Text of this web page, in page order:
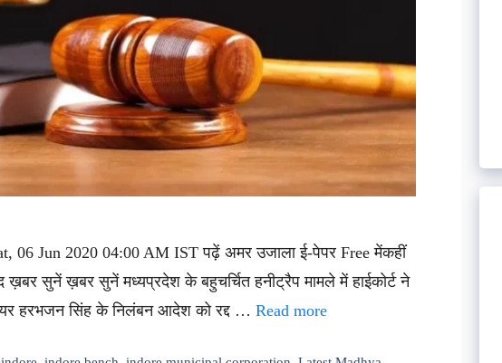
06 Jun 2020 04:00 AM IST पढ़ें अमर उजाला ई-पेपर Free मेंकहीं
ख़बर सुनें ख़बर सुनें मध्यप्रदेश के बहुचर्चित हनीट्रैप मामले में हाईकोर्ट ने
हरभजन सिंह के निलंबन आदेश को रद्द … Read more